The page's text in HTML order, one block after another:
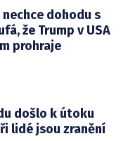
nechce dohodu s
že Trump v USA
prohraje
došlo k útoku
lidé jsou zranění